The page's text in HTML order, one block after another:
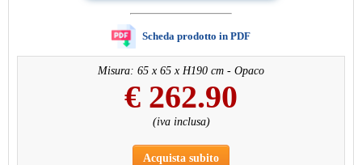
Scheda prodotto in PDF
Misura: 65 x 65 x H190 cm - Opaco
€ 262.90
(iva inclusa)
Acquista subito